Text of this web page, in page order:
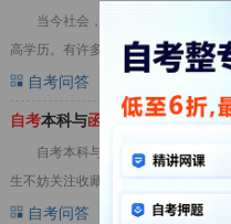
当今社会，对学历的要求越来越
高学历。有许多考生有疑问：自考本
大家解答“自考本科和函授本科有什么
自考问答 2019-07-27
自考本科与函 本科区别是什么
自考本科与函授本科区别是什么
生不妨关注收藏起来。自考学习资料
和自考的本科证书都是国家承认的学
自考问答 2019-05-07